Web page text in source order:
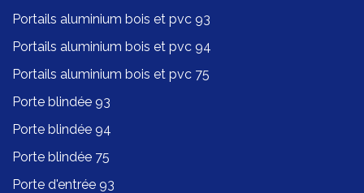
Portails aluminium bois et pvc 93
Portails aluminium bois et pvc 94
Portails aluminium bois et pvc 75
Porte blindée 93
Porte blindée 94
Porte blindée 75
Porte d'entrée 93